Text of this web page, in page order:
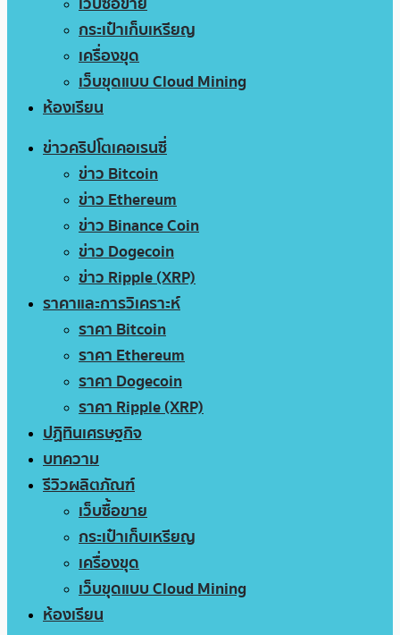
กระเป๋าเก็บเหรียญ
เครื่องขุด
เว็บขุดแบบ Cloud Mining
ห้องเรียน
ข่าวคริปโตเคอเรนซี่
ข่าว Bitcoin
ข่าว Ethereum
ข่าว Binance Coin
ข่าว Dogecoin
ข่าว Ripple (XRP)
ราคาและการวิเคราะห์
ราคา Bitcoin
ราคา Ethereum
ราคา Dogecoin
ราคา Ripple (XRP)
ปฏิทินเศรษฐกิจ
บทความ
รีวิวผลิตภัณฑ์
เว็บซื้อขาย
กระเป๋าเก็บเหรียญ
เครื่องขุด
เว็บขุดแบบ Cloud Mining
ห้องเรียน